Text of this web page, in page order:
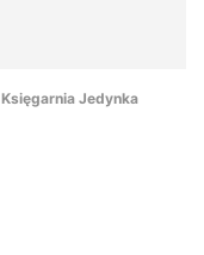
Księgarnia Jedynka